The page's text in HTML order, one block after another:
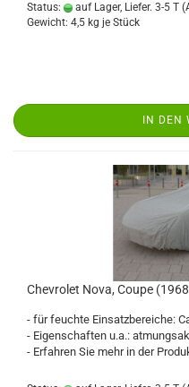
Status: auf Lager, Liefer. 3-5 T
Gewicht: 4,5 kg je Stück
IN DEN
Chevrolet Nova, Coupe
- für feuchte Einsatzbereiche:
- Eigenschaften u.a.:
- Erfahren Sie mehr in der